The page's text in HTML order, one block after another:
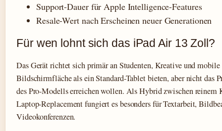
Support-Dauer für Apple Intelligence-Features
Resale-Wert nach Erscheinen neuer Generationen
Für wen lohnt sich das iPad Air 13 Zoll?
Das Gerät richtet sich primär an Studenten, Kreative und
Bildschirmfläche als ein Standard-Tablet bieten, aber nicht das
des Pro-Modells erreichen wollen. Als Hybrid zwischen reinem
Laptop-Replacement fungiert es besonders für Textarbeit,
Videokonferenzen.